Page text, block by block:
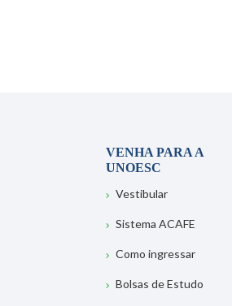
VENHA PARA A
UNOESC
Vestibular
Sistema ACAFE
Como ingressar
Bolsas de Estudo